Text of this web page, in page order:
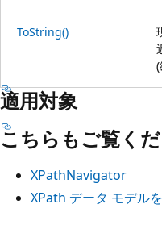
ToString()
適用対象
こちらもご覧く
XPathNavigator
XPath データ モデル